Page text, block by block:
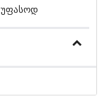
უფასოდ